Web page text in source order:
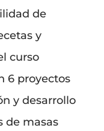
de
y
curso
6 proyectos
y desarrollo
de masas